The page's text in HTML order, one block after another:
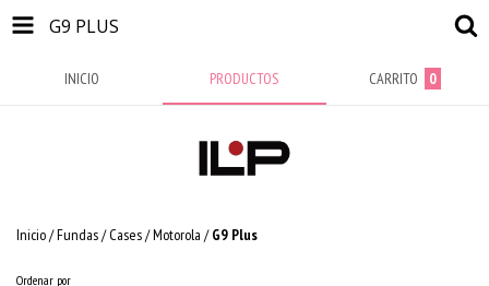
G9 PLUS
INICIO PRODUCTOS CARRITO 0
Inicio/Fundas / Cases/Motorola / G9 Plus
Ordenar por